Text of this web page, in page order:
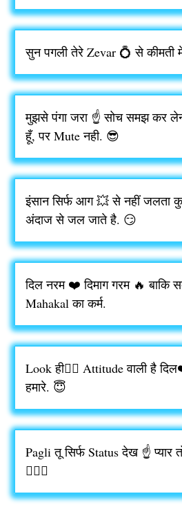
सुन पगली तेरे Zevar 💍 से कीमती
मुझसे पंगा जरा ☝️ सोच समझ कर
हूँ, पर Mute नही. 😎
इंसान सिर्फ आग 💥 से नहीं जलता
अंदाज से जल जाते है. 😏
दिल नरम ❤️ दिमाग गरम 🔥 बाकि
Mahakal का कर्म.
Look ही👉🏻 Attitude वाली है
हमारे. 😇
‪‎Pagli तू सिर्फ Status देख ☝️ प्यार
👩‍❤️‍👨